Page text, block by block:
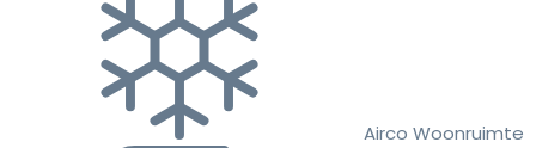
Airco Woonruimte